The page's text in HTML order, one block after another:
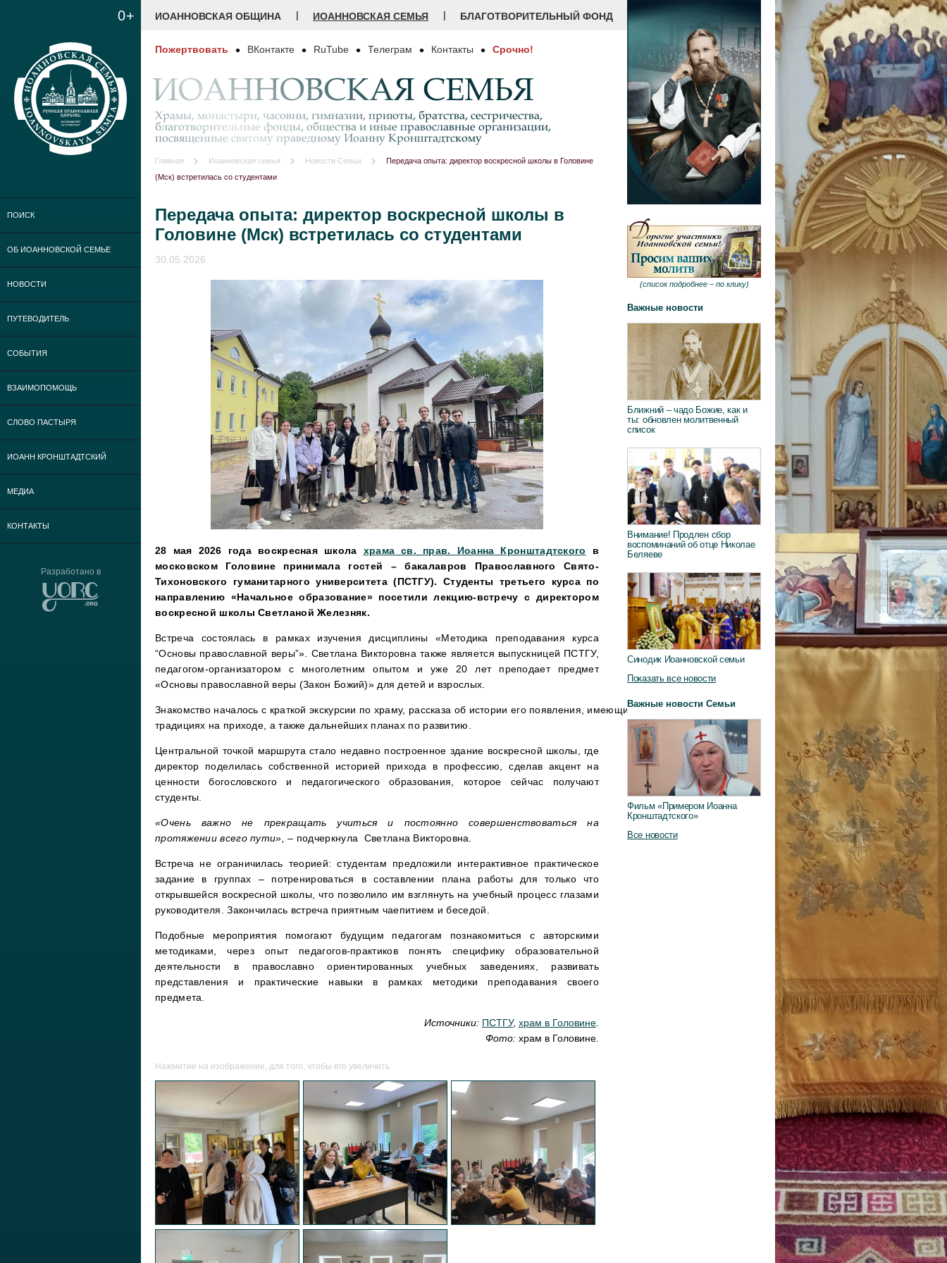
0+
ПОИСК
ОБ ИОАННОВСКОЙ СЕМЬЕ
НОВОСТИ
ПУТЕВОДИТЕЛЬ
СОБЫТИЯ
ВЗАИМОПОМОЩЬ
СЛОВО ПАСТЫРЯ
ИОАНН КРОНШТАДТСКИЙ
МЕДИА
КОНТАКТЫ
Разработано в
ИОАННОВСКАЯ ОБЩИНА | ИОАННОВСКАЯ СЕМЬЯ | БЛАГОТВОРИТЕЛЬНЫЙ ФОНД
Пожертвовать ВКонтакте RuTube Телеграм Контакты Срочно!
ИОАННОВСКАЯ СЕМЬЯ
Храмы, монастыри, часовни, гимназии, приюты, братства, сестричества,
благотворительные фонды, общества и иные православные организации,
посвященные святому праведному Иоанну Кронштадтскому
Главная Иоанновская семья Новости Семьи
Передача опыта: директор воскресной школы в Головине
(Мск) встретилась со студентами
Передача опыта: директор воскресной школы в
Головине (Мск) встретилась со студентами
30.05.2026
28 мая 2026 года воскресная школа храма св. прав. Иоанна Кронштадтского
в
московском Головине принимала гостей – бакалавров Православного Свято-
Тихоновского гуманитарного университета (ПСТГУ). Студенты третьего курса по
направлению «Начальное образование» посетили лекцию-встречу с директором
воскресной школы Светланой Железняк.
Встреча состоялась в рамках изучения дисциплины «Методика преподавания курса
“Основы православной веры”». Светлана Викторовна также является выпускницей ПСТГУ,
педагогом-организатором с многолетним опытом и уже 20 лет преподает предмет
«Основы православной веры (Закон Божий)» для детей и взрослых.
Знакомство началось с краткой экскурсии по храму, рассказа об истории его появления, имеющихся
традициях на приходе, а также дальнейших планах по развитию.
Центральной точкой маршрута стало недавно построенное здание воскресной школы, где
директор поделилась собственной историей прихода в профессию, сделав акцент на
ценности богословского и педагогического образования, которое сейчас получают
студенты.
«Очень важно не прекращать учиться и постоянно совершенствоваться на
протяжении всего пути», – подчеркнула Светлана Викторовна.
Встреча не ограничилась теорией: студентам предложили интерактивное практическое
задание в группах – потренироваться в составлении плана работы для только что
открывшейся воскресной школы, что позволило им взглянуть на учебный процесс глазами
руководителя. Закончилась встреча приятным чаепитием и беседой.
Подобные мероприятия помогают будущим педагогам познакомиться с авторскими
методиками, через опыт педагогов-практиков понять специфику образовательной
деятельности в православно ориентированных учебных заведениях, развивать
представления и практические навыки в рамках методики преподавания своего
предмета.
Источники: ПСТГУ, храм в Головине
Фото: храм в Головине.
(список подробнее – по клику)
Важные новости
Ближний – чадо Божие, как и
ты: обновлен молитвенный
список
Внимание! Продлен сбор
воспоминаний об отце Николае
Беляеве
Синодик Иоанновской семьи
Показать все новости
Важные новости Семьи
Фильм «Примером Иоанна
Кронштадтского»
Все новости